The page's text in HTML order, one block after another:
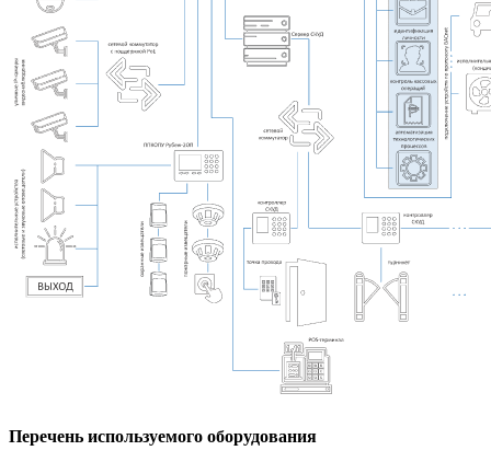
Перечень используемого оборудования